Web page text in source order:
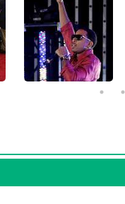
در نقش Tej (as Chris 'Ludacris' Bridges)،
در نقش Vegh،Kim Kold